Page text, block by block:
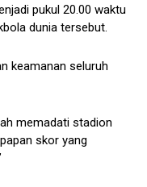
pukul 20.00 waktu
dunia tersebut.
keamanan seluruh
memadati stadion
skor yang